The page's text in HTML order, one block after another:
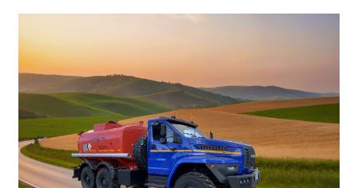
Защита кнопки массы IP65
УОС